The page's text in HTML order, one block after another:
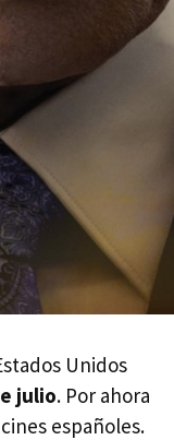
Unidos
julio. Por ahora
españoles.